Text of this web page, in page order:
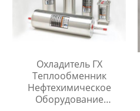
Охладитель ГХ
Теплообменник
Нефтехимическое
Оборудование